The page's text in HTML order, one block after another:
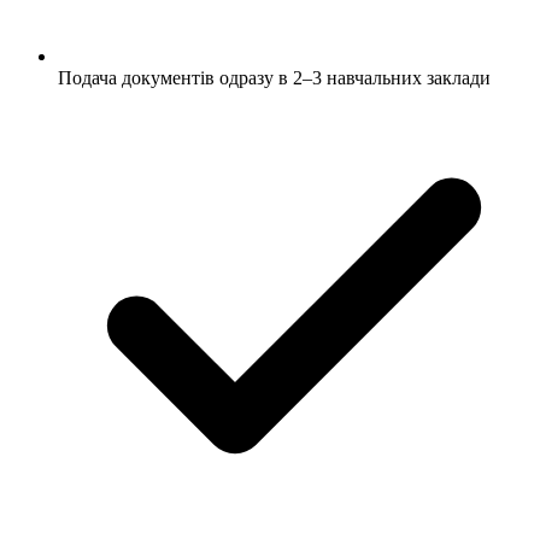
Подача документів одразу в 2–3 навчальних заклади